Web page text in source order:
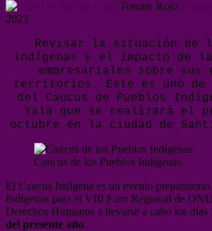
Tomate Rojo
2023
Revisar la situación de
indígenas y el impacto de
empresariales sobre sus
territorios. Este es uno de
del Caucus de Pueblos
Yala que se realizará el
octubre en la ciudad de
Caucus de los Pueblos Indígenas.
El Caucus Indígena es un evento
Indígenas para el VIII Foro Regional de
Derechos Humanos a llevarse a cabo los días
del presente año.